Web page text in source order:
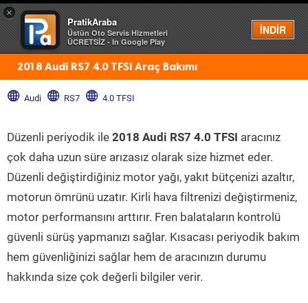
×
PratikAraba
Üstün Oto Servis Hizmetleri
ÜCRETSİZ - In Google Play
İNDİR
Menü
2018 Audi RS7 4.0 TFSI Araç Bakımı
Audi RS7 4.0 TFSI
Düzenli periyodik ile 2018 Audi RS7 4.0 TFSI aracınız
çok daha uzun süre arızasız olarak size hizmet eder.
Düzenli değiştirdiğiniz motor yağı, yakıt bütçenizi azaltır,
motorun ömrünü uzatır. Kirli hava filtrenizi değiştirmeniz,
motor performansını arttırır. Fren balataların kontrolü
güvenli sürüş yapmanızı sağlar. Kısacası periyodik bakım
hem güvenliğinizi sağlar hem de aracınızın durumu
hakkında size çok değerli bilgiler verir.